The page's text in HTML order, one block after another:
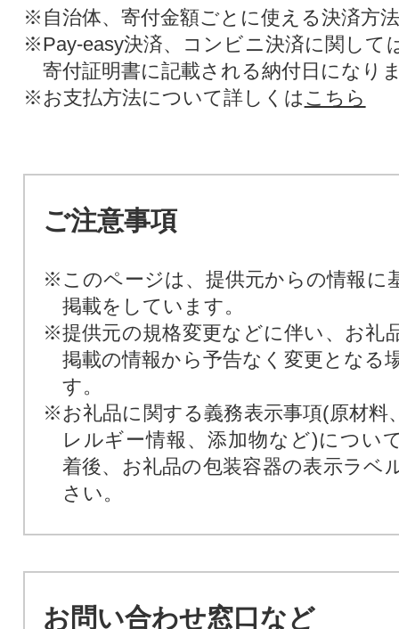
※自治体、寄付金額ごとに使える決済方
※Pay-easy決済、コンビニ決済に関して
寄付証明書に記載される納付日になり
※お支払方法について詳しくは こちら
ご注意事項
※このページは、提供元からの情報に
掲載をしています。
※提供元の規格変更などに伴い、お礼
掲載の情報から予告なく変更となる
す。
※お礼品に関する義務表示事項(原材料
レルギー情報、添加物など)につい
着後、お礼品の包装容器の表示ラベ
さい。
お問い合わせ窓口など